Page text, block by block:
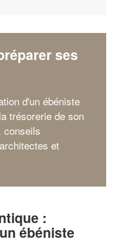
ses
d'un ébéniste
trésorerie de son
conseils
et
:
ébéniste